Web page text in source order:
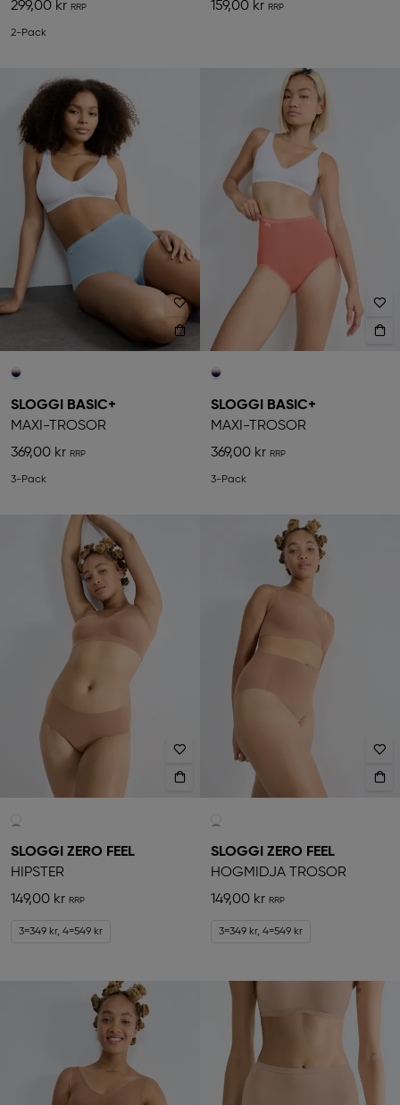
299,00 kr
2-Pack
159,00 kr
SLOGGI BASIC+
MAXI-TROSOR
369,00 kr
3-Pack
SLOGGI BASIC+
MAXI-TROSOR
369,00 kr
3-Pack
SLOGGI ZERO FEEL
HIPSTER
149,00 kr
3=349 kr, 4=549 kr
SLOGGI ZERO FEEL
HÖGMIDJA TROSOR
149,00 kr
3=349 kr, 4=549 kr